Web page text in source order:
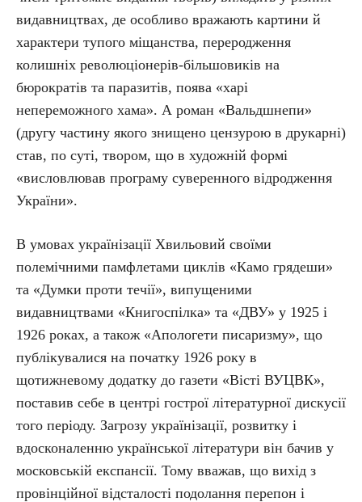
видавництвах, де особливо вражають картини й
характери тупого міщанства, переродження
колишніх революціонерів-більшовиків на
бюрократів та паразитів, поява «харі
непереможного хама». А роман «Вальдшнепи»
(другу частину якого знищено цензурою в друкарні)
став, по суті, твором, що в художній формі
«висловлював програму суверенного відродження
України».
В умовах українізації Хвильовий своїми
полемічними памфлетами циклів «Камо грядеши»
та «Думки проти течії», випущеними
видавництвами «Книгоспілка» та «ДВУ» у 1925 і
1926 роках, а також «Апологети писаризму», що
публікувалися на початку 1926 року в
щотижневому додатку до газети «Вісті ВУЦВК»,
поставив себе в центрі гострої літературної дискусії
того періоду. Загрозу українізації, розвитку і
вдосконаленню української літератури він бачив у
московській експансії. Тому вважав, що вихід з
провінційної відсталості подолання перепон і